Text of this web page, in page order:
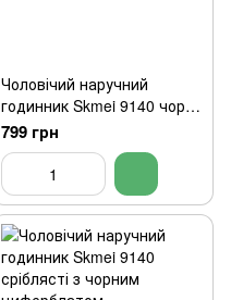
Чоловічий наручний
годинник Skmei 9140 чорні
з сріблястим циферблатом
799 грн